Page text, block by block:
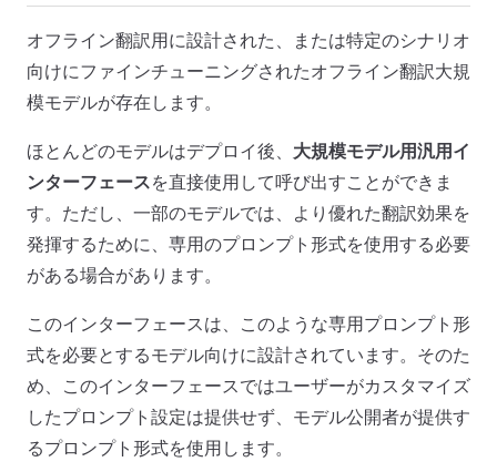
オフライン翻訳用に設計された、または特定のシナリオ
向けにファインチューニングされたオフライン翻訳大規
模モデルが存在します。
ほとんどのモデルはデプロイ後、 大規模モデル用汎用イ
ンターフェースを直接使用して呼び出すことができま
す。ただし、一部のモデルでは、より優れた翻訳効果を
発揮するために、専用のプロンプト形式を使用する必要
がある場合があります。
このインターフェースは、このような専用プロンプト形
式を必要とするモデル向けに設計されています。そのた
め、このインターフェースではユーザーがカスタマイズ
したプロンプト設定は提供せず、モデル公開者が提供す
るプロンプト形式を使用します。